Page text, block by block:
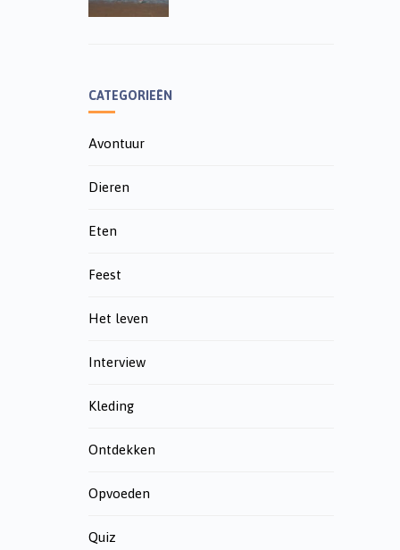
CATEGORIEËN
Avontuur
Dieren
Eten
Feest
Het leven
Interview
Kleding
Ontdekken
Opvoeden
Quiz